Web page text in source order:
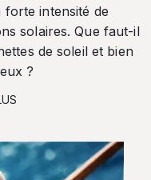
forte intensité de
solaires. Que faut-il
de soleil et bien
?